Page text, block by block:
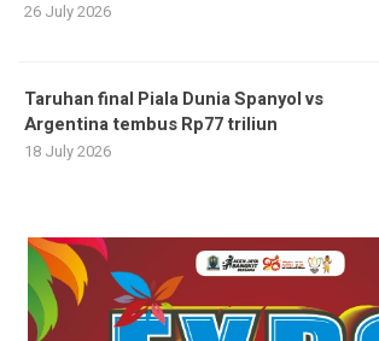
26 July 2026
Taruhan final Piala Dunia Spanyol vs
Argentina tembus Rp77 triliun
18 July 2026